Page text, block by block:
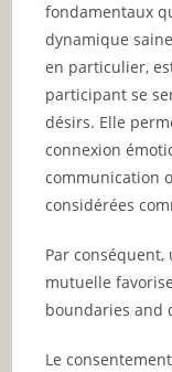
fondamentaux
dynamique
en particulier,
participant se
désirs. Elle
connexion
communication
considérées
Par
mutuelle
boundaries and
Le